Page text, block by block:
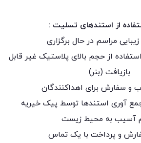
از استندهای تسلیت :
مراسم در حال برگزاری
از حجم بالای پلاستیک غیر قابل
بازیافت (بنر)
و سفارش برای اهداکنندگان
آوری استندها توسط پیک خیریه
آسیب به محیط زیست
و پرداخت با یک تماس